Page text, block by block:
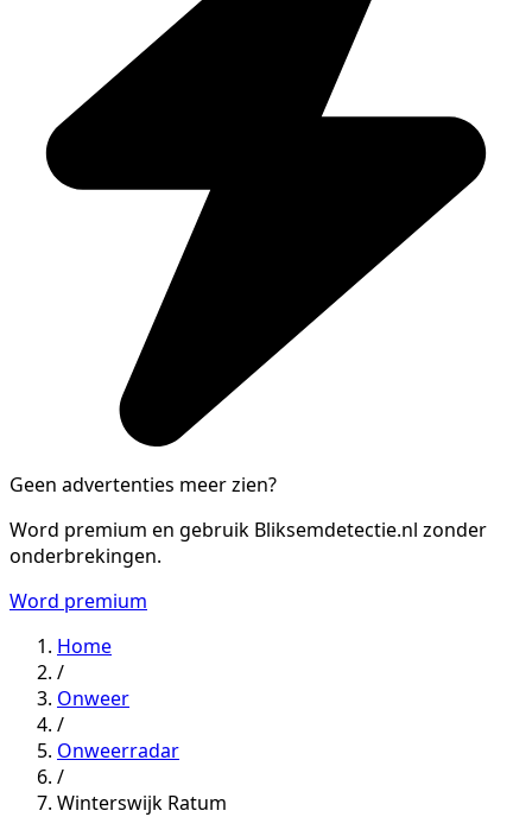
Geen advertenties meer zien?
Word premium en gebruik Bliksemdetectie.nl zonder
onderbrekingen.
Word premium
Home
/
Onweer
/
Onweerradar
/
Winterswijk Ratum